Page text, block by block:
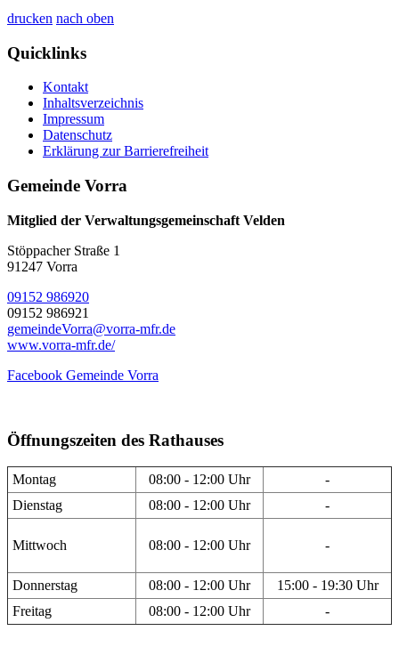
drucken nach oben
Quicklinks
Kontakt
Inhaltsverzeichnis
Impressum
Datenschutz
Erklärung zur Barrierefreiheit
Gemeinde Vorra
Mitglied der Verwaltungsgemeinschaft Velden
Stöppacher Straße 1
91247 Vorra
09152 986920
09152 986921
gemeindeVorra@vorra-mfr.de
www.vorra-mfr.de/
Facebook Gemeinde Vorra
Öffnungszeiten des Rathauses
Montag 08:00 - 12:00 Uhr
-
Dienstag
08:00 - 12:00 Uhr -
Mittwoch 08:00 - 12:00 Uhr -
Donnerstag 08:00 - 12:00 Uhr
15:00 - 19:30 Uhr
Freitag
08:00 - 12:00 Uhr -